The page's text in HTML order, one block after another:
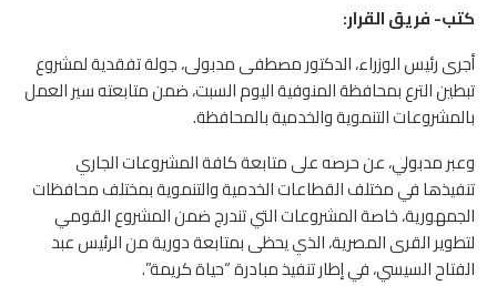
كتب- فريق القرار:
أجرى رئيس الوزراء، الدكتور مصطفى مدبولى، جولة تفقدية لمشروع
تبطين الترع بمحافظة المنوفية اليوم السبت، ضمن متابعته سير العمل
بالمشروعات التنموية والخدمية بالمحافظة.
وعبر مدبولي، عن حرصه على متابعة كافة المشروعات الجاري
تنفيذها في مختلف القطاعات الخدمية والتنموية بمختلف محافظات
الجمهورية، خاصة المشروعات التي تندرج ضمن المشروع القومي
لتطوير القرى المصرية، الذي يحظى بمتابعة دورية من الرئيس عبد
الفتاح السيسي، في إطار تنفيذ مبادرة “حياة كريمة”.